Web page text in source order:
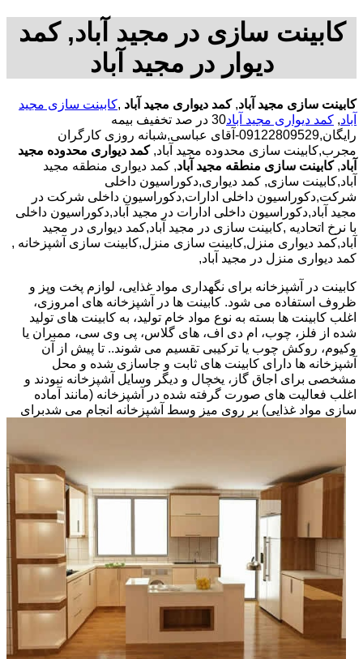
کابینت سازی در مجید آباد, کمد
دیوار در مجید آباد
کابینت سازی مجید آباد,کمد دیواری مجید آباد ,کابینت سازی مجید
آباد, کمد دیواری مجید آباد
30 در صد تخفیف بیمه
رایگان,09122809529-آقای عباسی,شبانه روزی کارگران
مجرب,کابینت سازی محدوده مجید آباد,کمد دیواری محدوده مجید
آباد, کابینت سازی منطقه مجید آباد, کمد دیواری منطقه مجید
آباد,کابینت سازی, کمد دیواری,دکوراسیون داخلی
شرکت,دکوراسیون داخلی ادارات,دکوراسیون داخلی شرکت در
مجید آباد,دکوراسیون داخلی ادارات در مجید آباد,دکوراسیون داخلی
با نرخ اتحادیه ,کابینت سازی در مجید آباد,کمد دیواری در مجید
آباد,کمد دیواری منزل,کابینت سازی منزل,کابینت سازی آشپزخانه ,
کمد دیواری منزل در مجید آباد,
کابینت در آشپزخانه برای نگهداری مواد غذایی، لوازم پخت وپز و
ظروف استفاده می شود. کابینت ها در آشپزخانه های امروزی،
اغلب کابینت ها بسته به نوع مواد خام تولید، به کابینت های تولید
شده از فلز، چوب، ام دی اف، های گلاس، پی وی سی، ممبران یا
وکیوم، روکش چوب یا ترکیبی تقسیم می شوند.. تا پیش از آن
آشپزخانه ها دارای کابینت های ثابت و جاسازی شده و محل
مشخصی برای اجاق گاز، یخچال و دیگر وسایل آشپزخانه نبودند و
اغلب فعالیت های صورت گرفته شده در آشپزخانه (مانند آماده
سازی مواد غذایی) بر روی میز وسط آشپزخانه انجام می شدبرای